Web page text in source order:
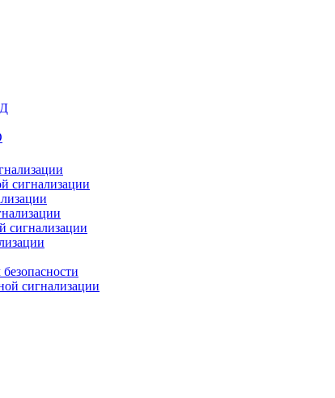
сигнализации
сигнализации
сигнализации